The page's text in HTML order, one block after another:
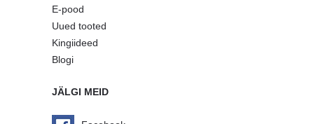
E-pood
Uued tooted
Kingiideed
Blogi
JÄLGI MEID